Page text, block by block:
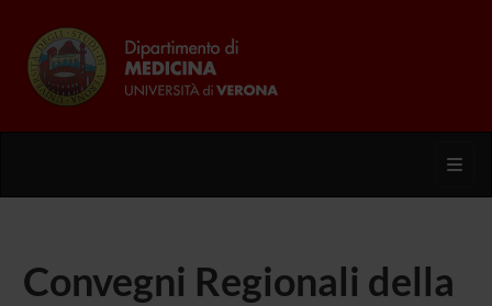
Convegni Regionali della